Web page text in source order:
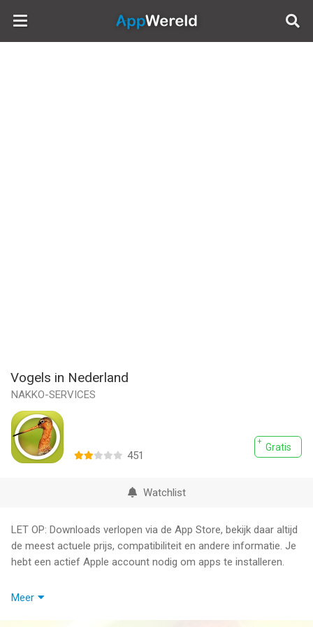
AppWereld
Vogels in Nederland
NAKKO-SERVICES
Gratis
451
Watchlist
LET OP: Downloads verlopen via de App Store, bekijk daar altijd
de meest actuele prijs, compatibiliteit en andere informatie. Je
hebt een actief Apple account nodig om apps te installeren.
Vogels in Nederland geeft u op een eenvoudige manier veel
Meer